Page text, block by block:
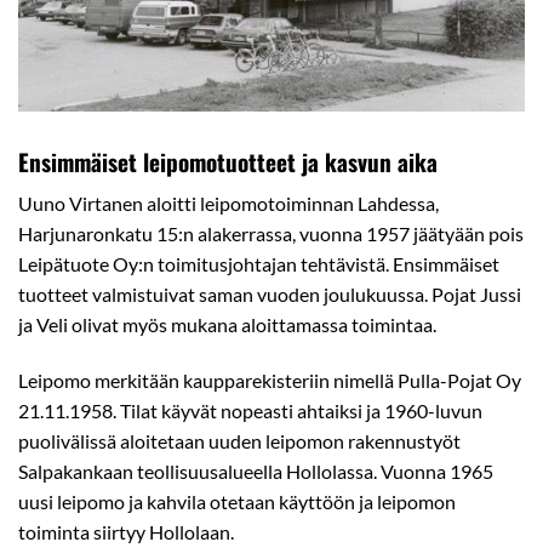
Ensimmäiset leipomotuotteet ja kasvun aika
Uuno Virtanen aloitti leipomotoiminnan Lahdessa,
Harjunaronkatu 15:n alakerrassa, vuonna 1957 jäätyään pois
Leipätuote Oy:n toimitusjohtajan tehtävistä. Ensimmäiset
tuotteet valmistuivat saman vuoden joulukuussa. Pojat Jussi
ja Veli olivat myös mukana aloittamassa toimintaa.
Leipomo merkitään kaupparekisteriin nimellä Pulla-Pojat Oy
21.11.1958. Tilat käyvät nopeasti ahtaiksi ja 1960-luvun
puolivälissä aloitetaan uuden leipomon rakennustyöt
Salpakankaan teollisuusalueella Hollolassa. Vuonna 1965
uusi leipomo ja kahvila otetaan käyttöön ja leipomon
toiminta siirtyy Hollolaan.